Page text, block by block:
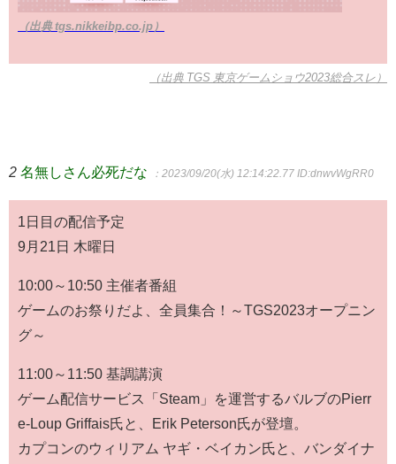
（出典 tgs.nikkeibp.co.jp）
（出典 TGS 東京ゲームショウ2023総合スレ）
2 名無しさん必死だな ：2023/09/20(水) 12:14:22.77 ID:dnwvWgRR0
1日目の配信予定
9月21日 木曜日
10:00～10:50 主催者番組
ゲームのお祭りだよ、全員集合！～TGS2023オープニン
グ～
11:00～11:50 基調講演
ゲーム配信サービス「Steam」を運営するバルブのPierr
e-Loup Griffais氏と、Erik Peterson氏が登壇。
カプコンのウィリアム ヤギ・ベイカン氏と、バンダイナ